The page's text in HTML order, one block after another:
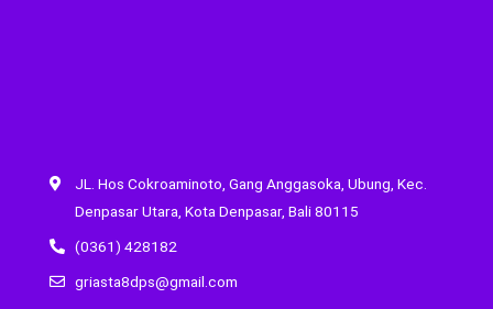
JL. Hos Cokroaminoto, Gang Anggasoka, Ubung, Kec.
Denpasar Utara, Kota Denpasar, Bali 80115
(0361) 428182
griasta8dps@gmail.com